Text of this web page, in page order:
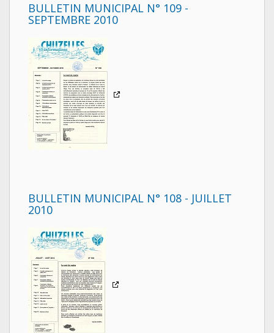
BULLETIN MUNICIPAL N° 109 -
SEPTEMBRE 2010
BULLETIN MUNICIPAL N° 108 - JUILLET
2010